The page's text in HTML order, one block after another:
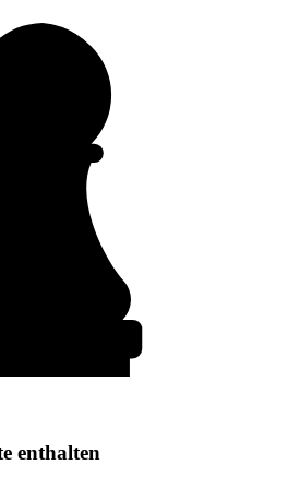
enthalten